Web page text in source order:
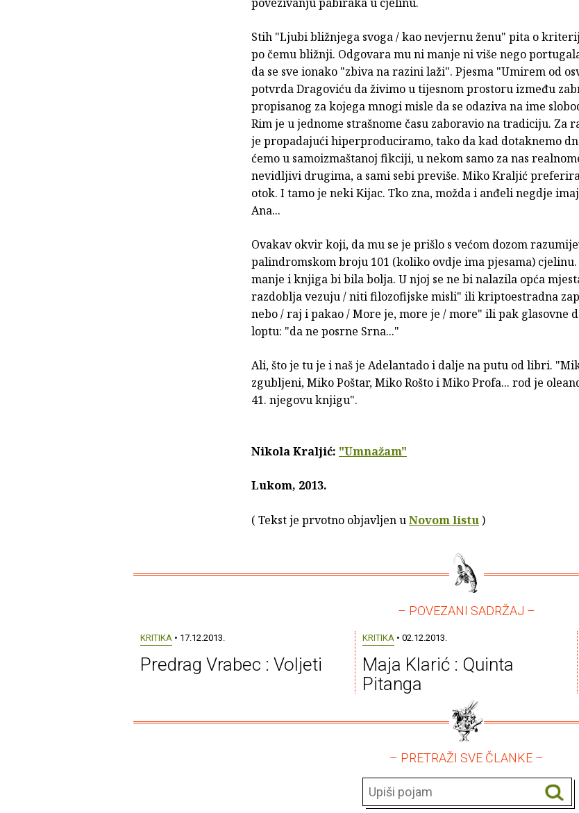
Stih "Ljubi bližnjega svoga / kao nevjernu ženu" pita o
po čemu bližnji. Odgovara mu ni manje ni više nego
da se sve ionako "zbiva na razini laži". Pjesma "Umirem od
potvrda Dragoviću da živimo u tijesnom prostoru između
propisanog za kojega mnogi misle da se odaziva na ime
Rim je u jednome strašnome času zaboravio na tradiciju. Za
je propadajući hiperproduciramo, tako da kad dotaknemo
ćemo u samoizmaštanoj fikciji, u nekom samo za nas
nevidljivi drugima, a sami sebi previše. Miko Kraljić
otok. I tamo je neki Kijac. Tko zna, možda i anđeli negdje
Ana...
Ovakav okvir koji, da mu se je prišlo s većom dozom
palindromskom broju 101 (koliko ovdje ima pjesama)
manje i knjiga bi bila bolja. U njoj se ne bi nalazila opća
razdoblja vezuju / niti filozofijske misli" ili kriptoestradna
nebo / raj i pakao / More je, more je / more" ili pak glasovne
loptu: "da ne posrne Srna..."
Ali, što je tu je i naš je Adelantado i dalje na putu od libri.
zgubljeni, Miko Poštar, Miko Rošto i Miko Profa... rod je
41. njegovu knjigu".
Nikola Kraljić: "Umnažam"
Lukom, 2013.
( Tekst je prvotno objavljen uNovom listu)
– POVEZANI SADRŽAJ –
KRITIKA • 17.12.2013.
Predrag Vrabec : Voljeti
KRITIKA • 02.12.2013.
Maja Klarić : Quinta
Pitanga
– PRETRAŽI SVE ČLANKE –